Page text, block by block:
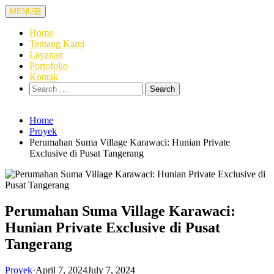
Skip
to
content
MENU
Home
Tentang Kami
Layanan
Portofolio
Kontak
Search
for:
Home
Proyek
Perumahan Suma Village Karawaci: Hunian Private
Exclusive di Pusat Tangerang
Perumahan Suma Village Karawaci:
Hunian Private Exclusive di Pusat
Tangerang
Proyek·April 7, 2024July 7, 2024